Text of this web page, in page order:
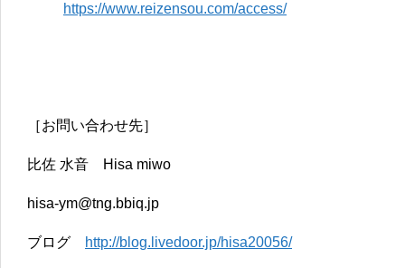
https://www.reizensou.com/access/
［お問い合わせ先］
比佐 水音 Hisa miwo
hisa-ym@tng.bbiq.jp
ブログ http://blog.livedoor.jp/hisa20056/